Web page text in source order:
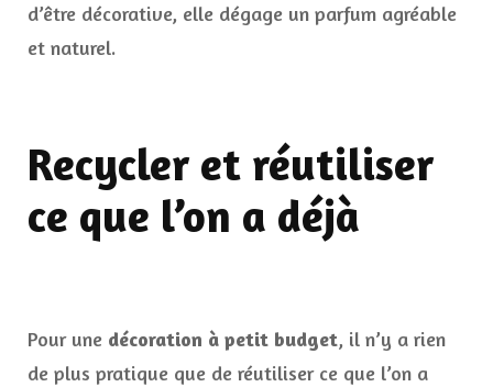
d’être décorative, elle dégage un parfum agréable
et naturel.
Recycler et réutiliser
ce que l’on a déjà
Pour une décoration à petit budget, il n’y a rien
de plus pratique que de réutiliser ce que l’on a